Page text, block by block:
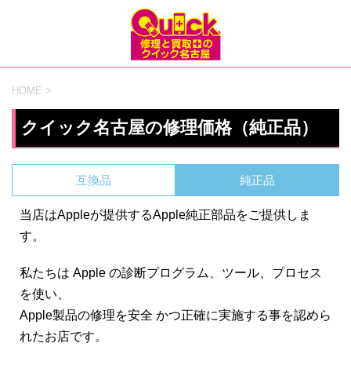
HOME >
クイック名古屋の修理価格（純正品）
互換品 純正品
当店はAppleが提供するApple純正部品をご提供しま
す。
私たちは Apple の診断プログラム、ツール、プロセス
を使い、
Apple製品の修理を安全 かつ正確に実施する事を認めら
れたお店です。